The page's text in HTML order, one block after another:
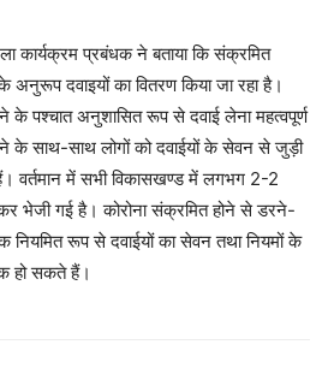
कार्यक्रम प्रबंधक ने बताया कि संक्रमित
अनुरूप दवाइयों का वितरण किया जा रहा है।
के पश्चात अनुशासित रूप से दवाई लेना महत्वपूर्ण
के साथ-साथ लोगों को दवाईयों के सेवन से जुड़ी
हैं। वर्तमान में सभी विकासखण्ड में लगभग 2-2
कर भेजी गई है। कोरोना संक्रमित होने से डरने-
नियमित रूप से दवाईयों का सेवन तथा नियमों के
हो सकते हैं।